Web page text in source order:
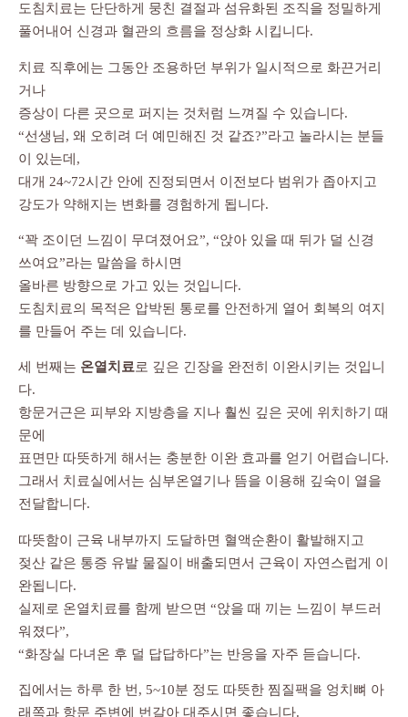
도침치료는 단단하게 뭉친 결절과 섬유화된 조직을 정밀하게
풀어내어 신경과 혈관의 흐름을 정상화 시킵니다.
치료 직후에는 그동안 조용하던 부위가 일시적으로 화끈거리
거나
증상이 다른 곳으로 퍼지는 것처럼 느껴질 수 있습니다.
“선생님, 왜 오히려 더 예민해진 것 같죠?”라고 놀라시는 분들
이 있는데,
대개 24~72시간 안에 진정되면서 이전보다 범위가 좁아지고
강도가 약해지는 변화를 경험하게 됩니다.
“꽉 조이던 느낌이 무뎌졌어요”, “앉아 있을 때 뒤가 덜 신경
쓰여요”라는 말씀을 하시면
올바른 방향으로 가고 있는 것입니다.
도침치료의 목적은 압박된 통로를 안전하게 열어 회복의 여지
를 만들어 주는 데 있습니다.
세 번째는 온열치료로 깊은 긴장을 완전히 이완시키는 것입니
다.
항문거근은 피부와 지방층을 지나 훨씬 깊은 곳에 위치하기 때
문에
표면만 따뜻하게 해서는 충분한 이완 효과를 얻기 어렵습니다.
그래서 치료실에서는 심부온열기나 뜸을 이용해 깊숙이 열을
전달합니다.
따뜻함이 근육 내부까지 도달하면 혈액순환이 활발해지고
젖산 같은 통증 유발 물질이 배출되면서 근육이 자연스럽게 이
완됩니다.
실제로 온열치료를 함께 받으면 “앉을 때 끼는 느낌이 부드러
워졌다”,
“화장실 다녀온 후 덜 답답하다”는 반응을 자주 듣습니다.
집에서는 하루 한 번, 5~10분 정도 따뜻한 찜질팩을 엉치뼈 아
래쪽과 항문 주변에 번갈아 대주시면 좋습니다.